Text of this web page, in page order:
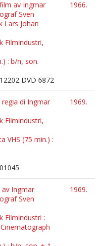
av Ingmar
Sven
Lars Johan
Filmindustri,
: b/n, son.
12202 DVD 6872
1966.
di Ingmar
Filmindustri,
VHS (75 min.) :
01045
1969.
Ingmar
Sven
Filmindustri :
1969.